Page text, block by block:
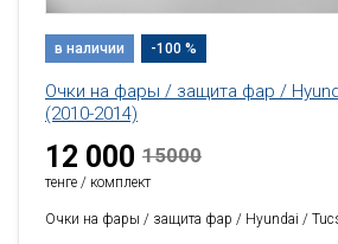
в наличии -100 %
Очки на фары / защита фар /
(2010-2014)
12 000 15000
тенге / комплект
Очки на фары / защита фар / Hyundai /